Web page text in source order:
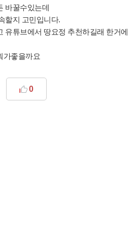
바꿀수있는데
할지 고민입니다.
유튜브에서 땅요정 추천하길래 한거에
가좋을까요
0